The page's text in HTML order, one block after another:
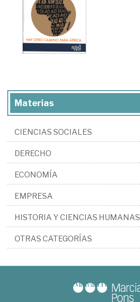
Materias
CIENCIAS SOCIALES
DERECHO
ECONOMÍA
EMPRESA
HISTORIA Y CIENCIAS HUMANAS
OTRAS CATEGORÍAS